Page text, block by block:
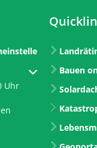
Schließzeiten
Uhr
Bauen